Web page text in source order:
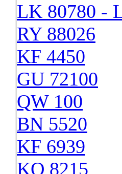
LK 80780 -
RY 88026
KF 4450
GU 72100
QW 100
BN 5520
KF 6939
KQ 8215